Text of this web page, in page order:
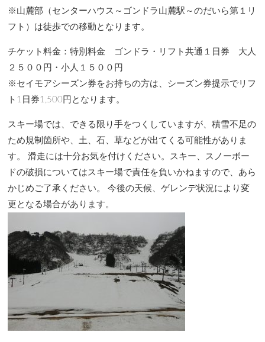
※山麓部（センターハウス～ゴンドラ山麓駅～のだいら第１リ
フト）は徒歩での移動となります。
チケット料金：特別料金 ゴンドラ・リフト共通１日券 大人
２５００円・小人１５００円
※セイモアシーズン券をお持ちの方は、シーズン券提示でリフ
ト1日券1,500円となります。
スキー場では、できる限り手をつくしていますが、積雪不足の
ため規制箇所や、土、石、草などが出てくる可能性がありま
す。 滑走には十分お気を付けください。スキー、スノーボー
ドの破損についてはスキー場で責任を負いかねますので、あら
かじめご了承ください。 今後の天候、ゲレンデ状況により変
更となる場合があります。